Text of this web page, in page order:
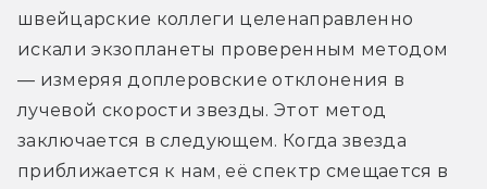
швейцарские коллеги целенаправленно
искали экзопланеты проверенным методом
— измеряя доплеровские отклонения в
лучевой скорости звезды. Этот метод
заключается в следующем. Когда звезда
приближается к нам, её спектр смещается в